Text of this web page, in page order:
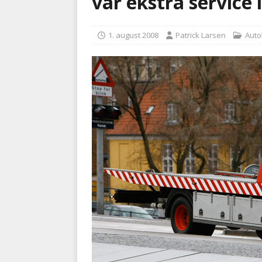
[ 6. august 2026 ]
BRANDVÆSEN
1. august 2008 Patrick Larsen